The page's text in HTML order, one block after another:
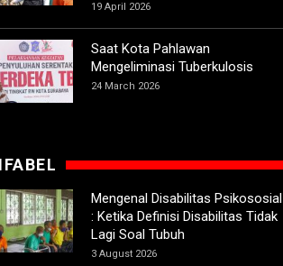
19 April 2026
Saat Kota Pahlawan
Mengeliminasi Tuberkulosis
24 March 2026
Mengenal Disabilitas Psikososial
: Ketika Definisi Disabilitas Tidak
Lagi Soal Tubuh
3 August 2026